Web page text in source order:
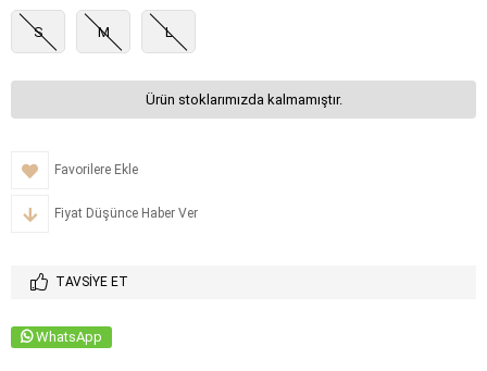
S M L
Ürün stoklarımızda kalmamıştır.
Favorilere Ekle
Fiyat Düşünce Haber Ver
TAVSIYE ET
WhatsApp